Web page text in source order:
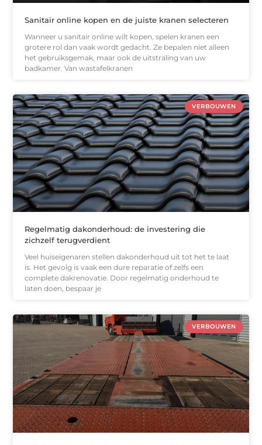
Sanitair online kopen en de juiste kranen selecteren
Wanneer u sanitair online wilt kopen, spelen kranen een
grotere rol dan vaak wordt gedacht. Ze bepalen niet alleen
het gebruiksgemak, maar ook de uitstraling van uw
badkamer. Van wastafelkranen
VERBOUWEN
Regelmatig dakonderhoud: de investering die
zichzelf terugverdient
Veel huiseigenaren stellen dakonderhoud uit tot het te laat
is. Het gevolg is vaak een dure reparatie of zelfs een
complete dakrenovatie. Door regelmatig onderhoud te
laten doen, bespaar je
VERBOUWEN